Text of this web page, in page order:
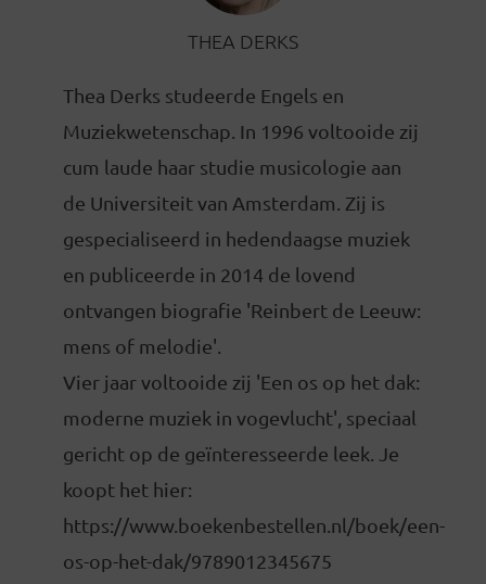
THEA DERKS
Thea Derks studeerde Engels en
Muziekwetenschap. In 1996 voltooide zij
cum laude haar studie musicologie aan
de Universiteit van Amsterdam. Zij is
gespecialiseerd in hedendaagse muziek
en publiceerde in 2014 de lovend
ontvangen biografie 'Reinbert de Leeuw:
mens of melodie'.
Vier jaar voltooide zij 'Een os op het dak:
moderne muziek in vogevlucht', speciaal
gericht op de geïnteresseerde leek. Je
koopt het hier:
https://www.boekenbestellen.nl/boek/een-
os-op-het-dak/9789012345675